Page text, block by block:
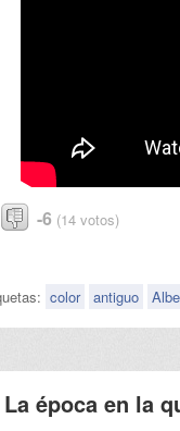
-6 (14 votos)
color antiguo
La época en la